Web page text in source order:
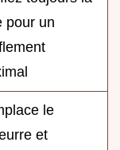
pour un
le
et